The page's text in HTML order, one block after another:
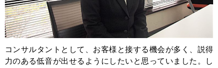
コンサルタントとして、お客様と接する機会が多く、説得
力のある低音が出せるようにしたいと思っていました。し